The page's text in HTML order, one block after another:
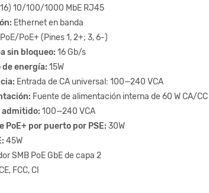
10/100/1000 MbE RJ45
Ethernet en banda
PoE+ (Pines 1, 2+; 3, 6-)
sin bloqueo: 16 Gb/s
de energía: 15W
Entrada de CA universal: 100—240 VCA
Fuente de alimentación interna de 60 W CA/CC
admitido: 100—240 VCA
PoE+ por puerto por PSE: 30W
45W
SMB PoE GbE de capa 2
FCC, CI